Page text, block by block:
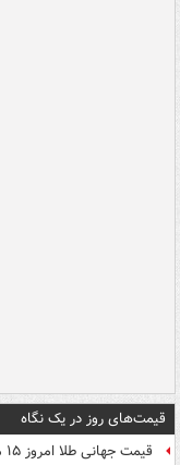
قیمت‌های روز در یک نگاه
قیمت جهانی طلا امروز ۱۵ مرداد